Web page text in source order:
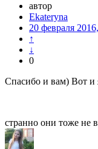
автор
Ekateryna
20 февраля
↑
↓
0
Спасибо и вам) Вот и
странно они тоже не